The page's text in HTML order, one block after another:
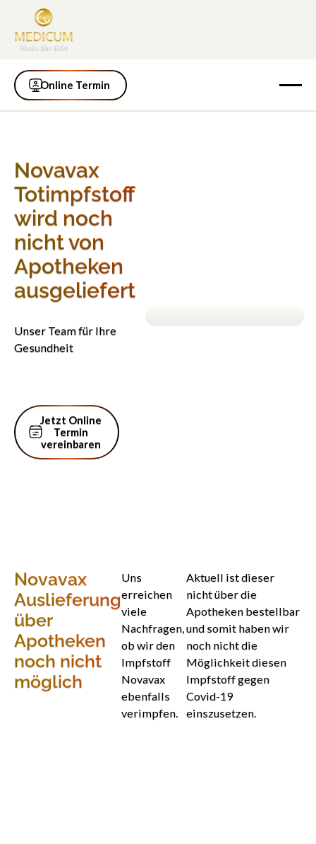
Online Termin
Online Termin
Novavax
Totimpfstoff
wird noch
nicht von
Apotheken
ausgeliefert
Unser Team für Ihre
Gesundheit
Jetzt Online
Termin
vereinbaren
Jetzt Online Termin vereinbaren
Novavax
Auslieferung
über
Apotheken
noch nicht
möglich
Uns
erreichen
viele
Nachfragen,
ob wir den
Impfstoff
Novavax
ebenfalls
verimpfen.
Aktuell ist dieser
nicht über die
Apotheken bestellbar
und somit haben wir
noch nicht die
Möglichkeit diesen
Impfstoff gegen
Covid-19
einszusetzen.